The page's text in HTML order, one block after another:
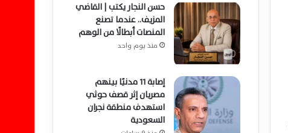
حسن النجار يكتب | القاضي
المزيف.. عندما تصنع
المنصات أبطالًا من الوهم
منذ يوم واحد
إصابة 11 مدنيًا بينهم
مصريان إثر قصف حوثي
استهدف منطقة نجران
السعودية